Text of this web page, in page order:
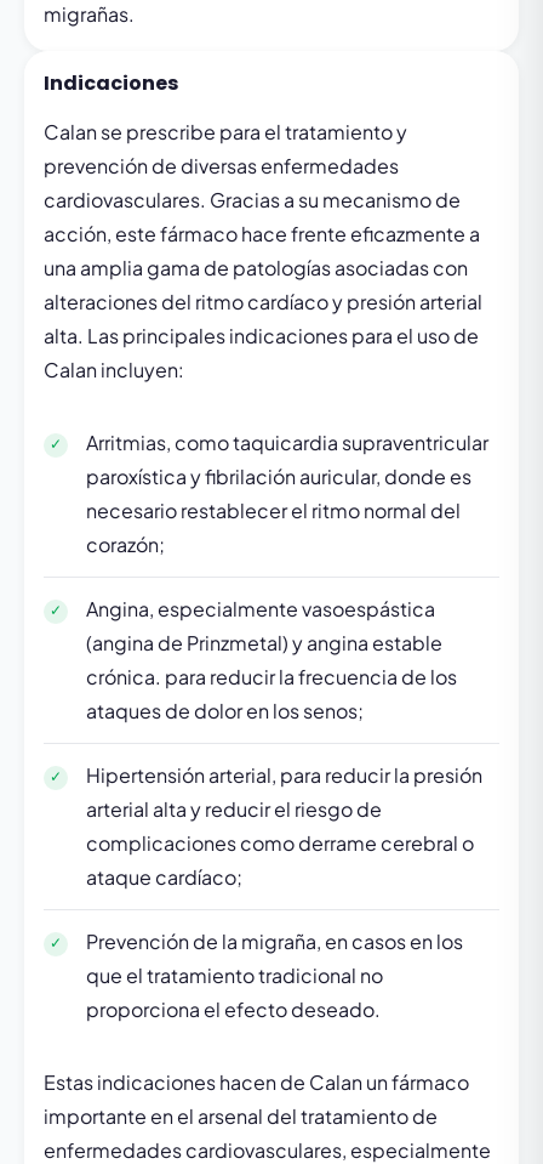
migrañas.
Indicaciones
Calan se prescribe para el tratamiento y
prevención de diversas enfermedades
cardiovasculares. Gracias a su mecanismo de
acción, este fármaco hace frente eficazmente a
una amplia gama de patologías asociadas con
alteraciones del ritmo cardíaco y presión arterial
alta. Las principales indicaciones para el uso de
Calan incluyen:
Arritmias, como taquicardia supraventricular
paroxística y fibrilación auricular, donde es
necesario restablecer el ritmo normal del
corazón;
Angina, especialmente vasoespástica
(angina de Prinzmetal) y angina estable
crónica. para reducir la frecuencia de los
ataques de dolor en los senos;
Hipertensión arterial, para reducir la presión
arterial alta y reducir el riesgo de
complicaciones como derrame cerebral o
ataque cardíaco;
Prevención de la migraña, en casos en los
que el tratamiento tradicional no
proporciona el efecto deseado.
Estas indicaciones hacen de Calan un fármaco
importante en el arsenal del tratamiento de
enfermedades cardiovasculares, especialmente